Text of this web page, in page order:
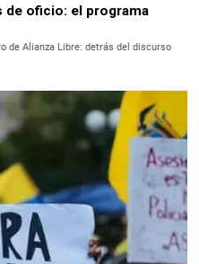
de oficio: el programa
de Alianza Libre: detrás del discurso